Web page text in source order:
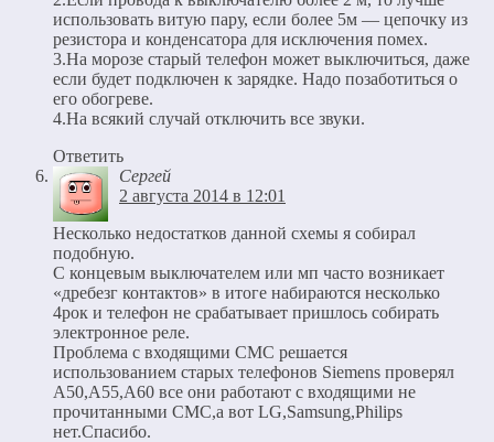
использовать витую пару, если более 5м — цепочку из
резистора и конденсатора для исключения помех.
3.На морозе старый телефон может выключиться, даже
если будет подключен к зарядке. Надо позаботиться о
его обогреве.
4.На всякий случай отключить все звуки.
Ответить
Сергей
2 августа 2014 в 12:01
Несколько недостатков данной схемы я собирал
подобную.
С концевым выключателем или мп часто возникает
«дребезг контактов» в итоге набираются несколько
4рок и телефон не срабатывает пришлось собирать
электронное реле.
Проблема с входящими СМС решается
использованием старых телефонов Siemens проверял
A50,A55,A60 все они работают с входящими не
прочитанными СМС,а вот LG,Samsung,Philips
нет.Спасибо.